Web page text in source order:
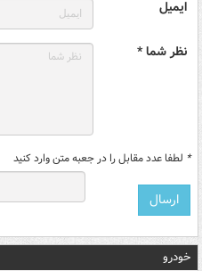
ایمیل
نظر شما *
* لطفا عدد مقابل را در جعبه متن وارد کنید
خودرو